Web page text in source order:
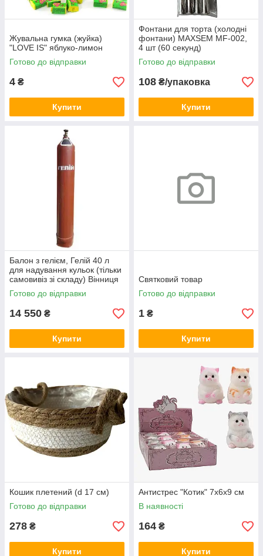
Жувальна гумка (жуйка)
"LOVE IS" яблуко-лимон
Готово до відправки
4 ₴
Купити
Фонтани для торта (холодні
фонтани) MAXSEM MF-002,
4 шт (60 секунд)
Готово до відправки
108 ₴/упаковка
Купити
Балон з гелієм, Гелій 40 л
для надування кульок (тільки
самовивіз зі складу) Вінниця
Готово до відправки
14 550 ₴
Купити
Святковий товар
Готово до відправки
1 ₴
Купити
Кошик плетений (d 17 см)
Готово до відправки
278 ₴
Купити
Антистрес "Котик" 7х6х9 см
В наявності
164 ₴
Купити